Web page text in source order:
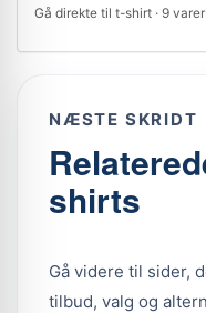
Gå direkte til t-shirt · 9 varer
NÆSTE SKRIDT
shirts
Gå videre til sider,
tilbud, valg og